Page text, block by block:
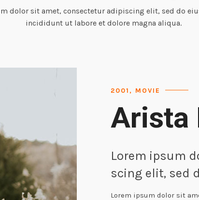
dolor sit amet, consectetur adipiscing elit, sed do
incididunt ut labore et dolore magna aliqua.
2001, MOVIE
Arista
Lorem ipsum
scing elit, sed
Lorem ipsum dolor sit